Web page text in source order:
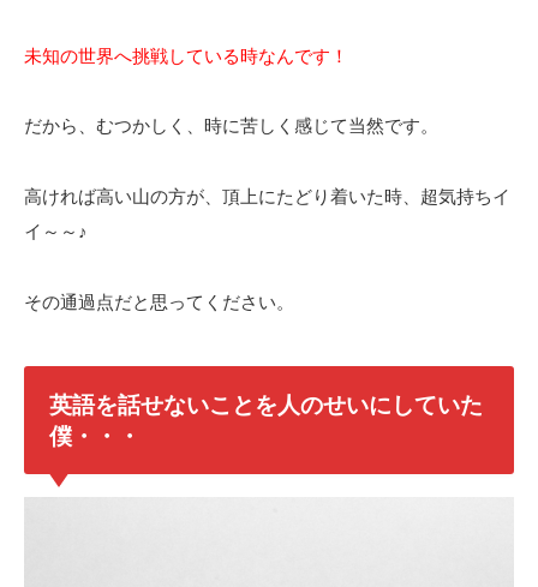
未知の世界へ挑戦している時なんです！
だから、むつかしく、時に苦しく感じて当然です。
高ければ高い山の方が、頂上にたどり着いた時、超気持ちイ
イ～～♪
その通過点だと思ってください。
英語を話せないことを人のせいにしていた
僕・・・